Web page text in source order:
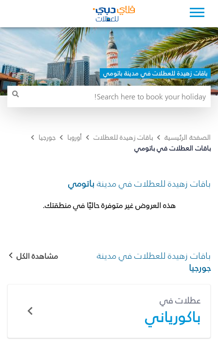
باقات زهيدة للعطلات في مدينة باتومي
الصفحة الرئيسية باقات زهيدة للعطلات أوروبا
جورجيا
باقات العطلات في باتومي
باقات زهيدة للعطلات في مدينة باتومي
هذه العروض غير متوفرة حاليًا في منطقتك.
باقات زهيدة للعطلات في مدينة
جورجيا
مشاهدة الكل
عطلات في
باكورياني